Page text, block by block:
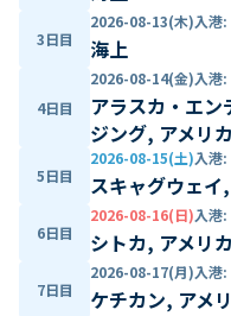
3日目
2026-08-13(木)入港:
海上
4日目
2026-08-14(金)入港:
アラスカ・エン
ジング, アメリ
5日目
2026-08-15(土)入港:
スキャグウェイ
6日目
2026-08-16(日)入港:
シトカ, アメリ
7日目
2026-08-17(月)入港:
ケチカン, アメ